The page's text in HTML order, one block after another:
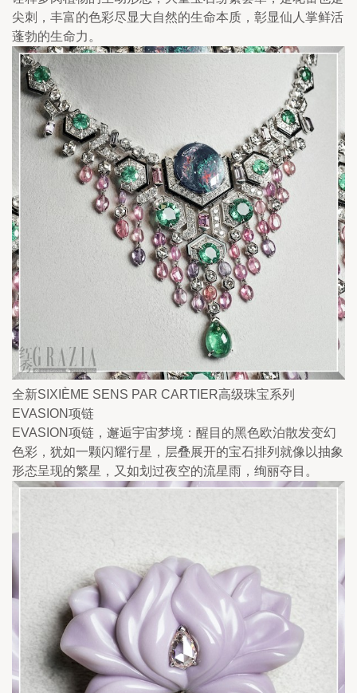
尖刺，丰富的色彩尽显大自然的生命本质，彰显仙人掌鲜活
蓬勃的生命力。
全新SIXIÈME SENS PAR CARTIER高级珠宝系列
EVASION项链
EVASION项链，邂逅宇宙梦境：醒目的黑色欧泊散发变幻
色彩，犹如一颗闪耀行星，层叠展开的宝石排列就像以抽象
形态呈现的繁星，又如划过夜空的流星雨，绚丽夺目。